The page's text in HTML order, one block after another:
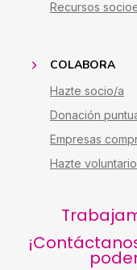
Recursos
COLABORA
Hazte socio/a
Donación
Empresas
Hazte